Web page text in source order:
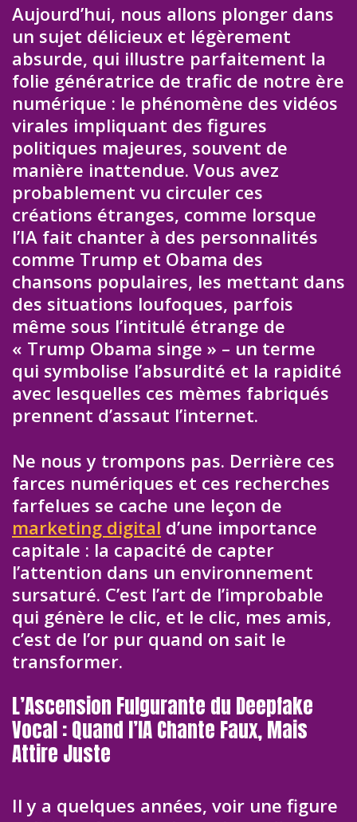
Aujourd’hui, nous allons plonger dans
un sujet délicieux et légèrement
absurde, qui illustre parfaitement la
folie génératrice de trafic de notre ère
numérique : le phénomène des vidéos
virales impliquant des figures
politiques majeures, souvent de
manière inattendue. Vous avez
probablement vu circuler ces
créations étranges, comme lorsque
l’IA fait chanter à des personnalités
comme Trump et Obama des
chansons populaires, les mettant dans
des situations loufoques, parfois
même sous l’intitulé étrange de
« Trump Obama singe » – un terme
qui symbolise l’absurdité et la rapidité
avec lesquelles ces mèmes fabriqués
prennent d’assaut l’internet.
Ne nous y trompons pas. Derrière ces
farces numériques et ces recherches
farfelues se cache une leçon de
marketing digital d’une importance
capitale : la capacité de capter
l’attention dans un environnement
sursaturé. C’est l’art de l’improbable
qui génère le clic, et le clic, mes amis,
c’est de l’or pur quand on sait le
transformer.
L’Ascension Fulgurante du Deepfake
Vocal : Quand l’IA Chante Faux, Mais
Attire Juste
Il y a quelques années, voir une figure